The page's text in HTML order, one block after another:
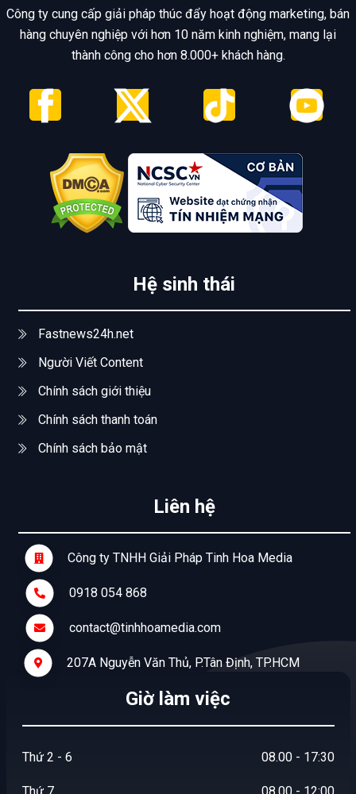
Công ty cung cấp giải pháp thúc đẩy hoạt động marketing, bán
hàng chuyên nghiệp với hơn 10 năm kinh nghiệm, mang lại
thành công cho hơn 8.000+ khách hàng.
Hệ sinh thái
Fastnews24h.net
Người Viết Content
Chính sách giới thiệu
Chính sách thanh toán
Chính sách bảo mật
Liên hệ
Công ty TNHH Giải Pháp Tinh Hoa Media
0918 054 868
contact@tinhhoamedia.com
207A Nguyễn Văn Thủ, P.Tân Định, TP.HCM
Giờ làm việc
Thứ 2 - 6 08.00 - 17:30